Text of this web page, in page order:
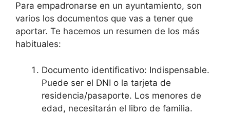
Para empadronarse en un ayuntamiento, son
varios los documentos que vas a tener que
aportar. Te hacemos un resumen de los más
habituales:
Documento identificativo: Indispensable.
Puede ser el DNI o la tarjeta de
residencia/pasaporte. Los menores de
edad, necesitarán el libro de familia.